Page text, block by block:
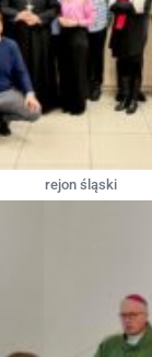
rejon śląski